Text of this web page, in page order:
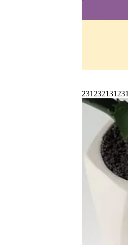
231232131231